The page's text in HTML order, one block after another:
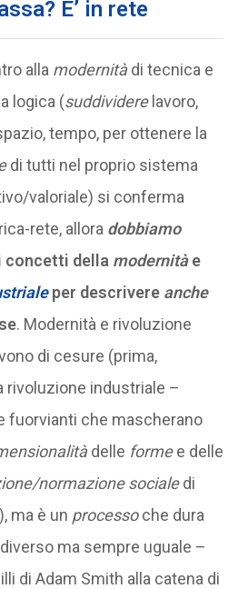
E’ in rete
alla modernitàdi tecnica e
logica (suddividerelavoro,
tempo, per ottenere la
di tutti nel proprio sistema
valoriale) si conferma
rete, allora dobbiamo
concetti della modernitàe
per descrivere anche
. Modernità e rivoluzione
di cesure (prima,
rivoluzione industriale –
fuorvianti che mascherano
delle formee delle
normazione socialedi
ma è un processoche dura
ma sempre uguale –
di Adam Smith alla catena di